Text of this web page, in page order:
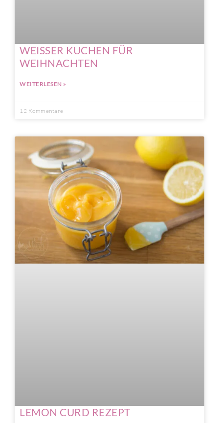
WEISSER KUCHEN FÜR
WEIHNACHTEN
WEITERLESEN »
12 Kommentare
LEMON CURD REZEPT